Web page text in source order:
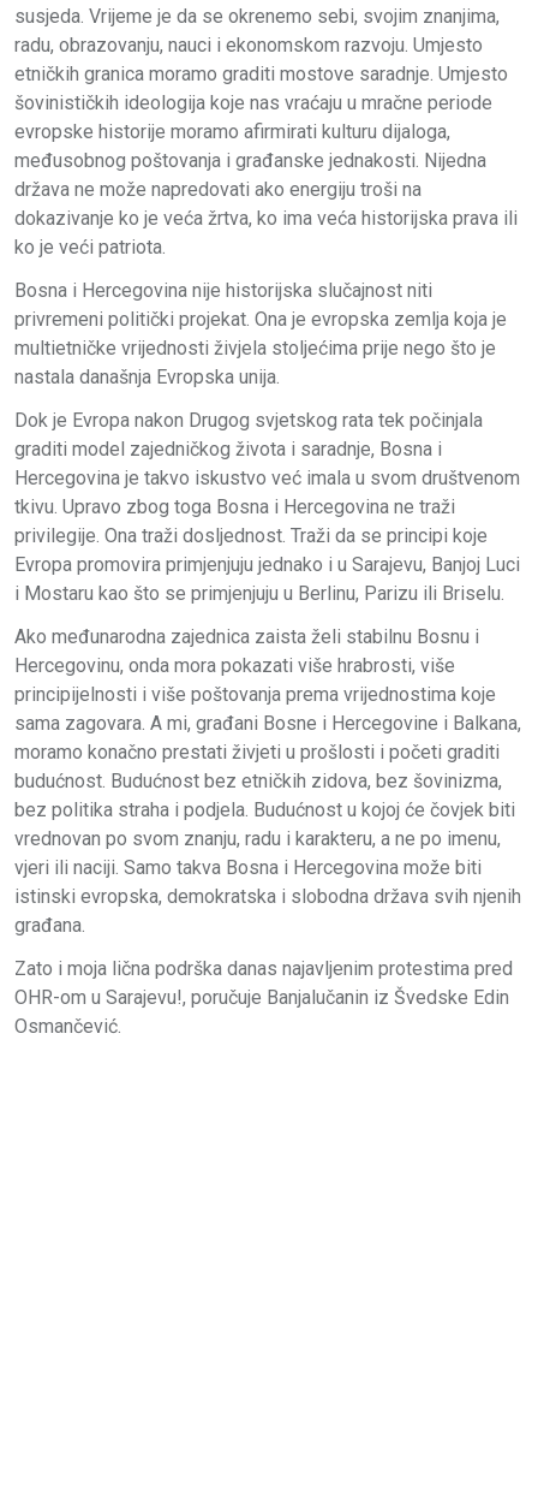
susjeda. Vrijeme je da se okrenemo sebi, svojim znanjima,
radu, obrazovanju, nauci i ekonomskom razvoju. Umjesto
etničkih granica moramo graditi mostove saradnje. Umjesto
šovinističkih ideologija koje nas vraćaju u mračne periode
evropske historije moramo afirmirati kulturu dijaloga,
međusobnog poštovanja i građanske jednakosti. Nijedna
država ne može napredovati ako energiju troši na
dokazivanje ko je veća žrtva, ko ima veća historijska prava ili
ko je veći patriota.
Bosna i Hercegovina nije historijska slučajnost niti
privremeni politički projekat. Ona je evropska zemlja koja je
multietničke vrijednosti živjela stoljećima prije nego što je
nastala današnja Evropska unija.
Dok je Evropa nakon Drugog svjetskog rata tek počinjala
graditi model zajedničkog života i saradnje, Bosna i
Hercegovina je takvo iskustvo već imala u svom društvenom
tkivu. Upravo zbog toga Bosna i Hercegovina ne traži
privilegije. Ona traži dosljednost. Traži da se principi koje
Evropa promovira primjenjuju jednako i u Sarajevu, Banjoj Luci
i Mostaru kao što se primjenjuju u Berlinu, Parizu ili Briselu.
Ako međunarodna zajednica zaista želi stabilnu Bosnu i
Hercegovinu, onda mora pokazati više hrabrosti, više
principijelnosti i više poštovanja prema vrijednostima koje
sama zagovara. A mi, građani Bosne i Hercegovine i Balkana,
moramo konačno prestati živjeti u prošlosti i početi graditi
budućnost. Budućnost bez etničkih zidova, bez šovinizma,
bez politika straha i podjela. Budućnost u kojoj će čovjek biti
vrednovan po svom znanju, radu i karakteru, a ne po imenu,
vjeri ili naciji. Samo takva Bosna i Hercegovina može biti
istinski evropska, demokratska i slobodna država svih njenih
građana.
Zato i moja lična podrška danas najavljenim protestima pred
OHR-om u Sarajevu!, poručuje Banjalučanin iz Švedske Edin
Osmančević.